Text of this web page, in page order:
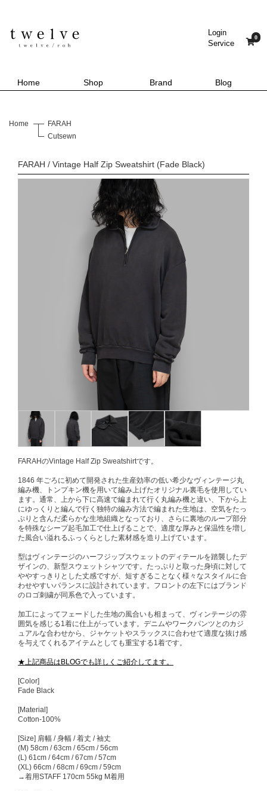
Login
Service
0
Home Shop Brand Blog
Home
FARAH
Cutsewn
FARAH / Vintage Half Zip Sweatshirt (Fade Black)
FARAHのVintage Half Zip Sweatshirtです。
1846 年ごろに初めて開発された生産効率の低い希少なヴィンテージ丸
編み機、トンプキン機を用いて編み上げたオリジナル裏毛を使用してい
ます。通常、上から下に高速で編まれて行く丸編み機と違い、下から上
にゆっくりと編んで行く独特の編み方法で編まれた生地は、空気をたっ
ぷりと含んだ柔らかな生地組織となっており、さらに裏地のループ部分
を特殊なシープ起毛加工で仕上げることで、適度な厚みと保温性を増し
た風合い溢れるふっくらとした素材感を造り上げています。
型はヴィンテージのハーフジップスウェットのディテールを踏襲したデ
ザインの、新型スウェットシャツです。たっぷりと取った身頃に対して
ややすっきりとした丈感ですが、短すぎることなく様々なスタイルに合
わせやすいバランスに設計されています。フロントの左下にはブランド
のロゴ刺繍が同系色で入っています。
加工によってフェードした生地の風合いも相まって、ヴィンテージの雰
囲気を感じる1着に仕上がっています。デニムやワークパンツとのカジ
ュアルな合わせから、ジャケットやスラックスに合わせて適度な抜け感
を与えてくれるアイテムとしても重宝する1着です。
★上記商品はBLOGでも詳しくご紹介してます。
[Color]
Fade Black
[Material]
Cotton-100%
[Size] 肩幅 / 身幅 / 着丈 / 袖丈
(M) 58cm / 63cm / 65cm / 56cm
(L) 61cm / 64cm / 67cm / 57cm
(XL) 66cm / 68cm / 69cm / 59cm
→着用STAFF 170cm 55kg M着用